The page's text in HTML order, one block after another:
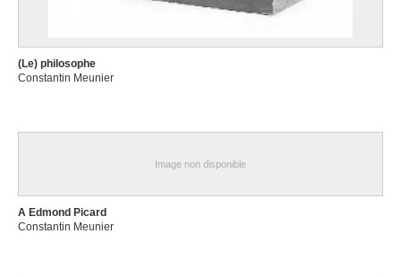
(Le) philosophe
Constantin Meunier
Image non disponible
A Edmond Picard
Constantin Meunier